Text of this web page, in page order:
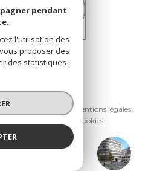
& Associés
droits réservés
partenaires
Mentions légales
Cookies
pendant
l'utilisation des
proposer des
des statistiques !